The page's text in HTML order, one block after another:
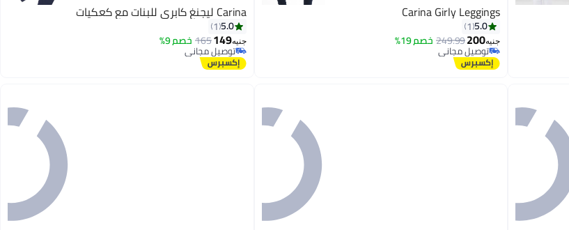
Carina Girly Leggings
5.0
1
جنيه200
249.99خصم 19%
توصيل مجاني
توصيل مجاني
Carina ليجنغ كابري للبنات مع كعكيات
5.0
1
جنيه149
165خصم 9%
توصيل مجاني
توصيل مجاني